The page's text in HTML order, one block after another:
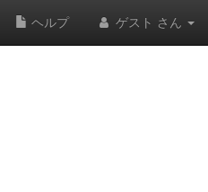
ヘルプ ゲスト さん